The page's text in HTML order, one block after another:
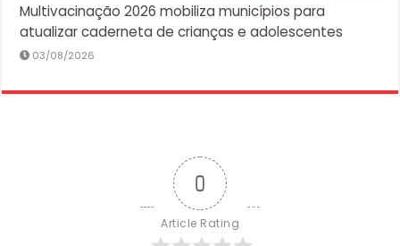
Multivacinação 2026 mobiliza municípios para
atualizar caderneta de crianças e adolescentes
03/08/2026
0
Article Rating